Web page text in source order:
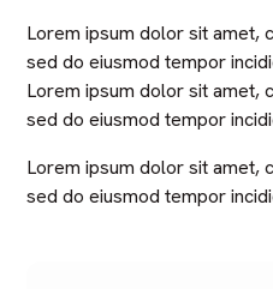
Lorem ipsum dolor sit amet,
sed do eiusmod tempor
Lorem ipsum dolor sit amet,
sed do eiusmod tempor
Lorem ipsum dolor sit amet,
sed do eiusmod tempor